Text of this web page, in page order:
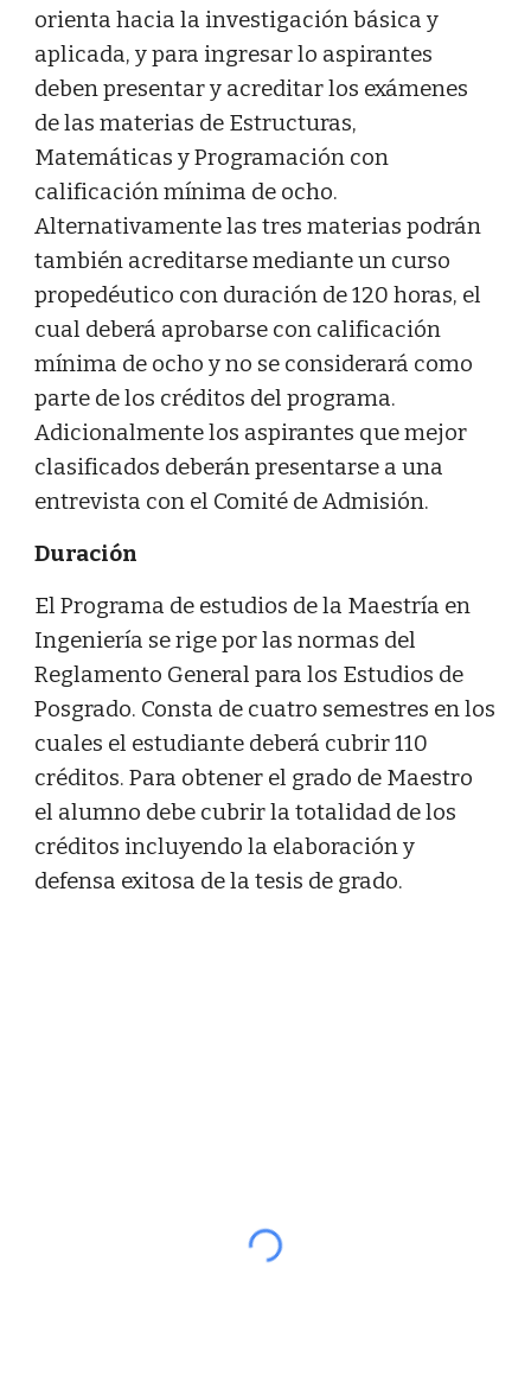
orienta hacia la investigación básica y
aplicada, y para ingresar lo aspirantes
deben presentar y acreditar los exámenes
de las materias de Estructuras,
Matemáticas y Programación con
calificación mínima de ocho.
Alternativamente las tres materias podrán
también acreditarse mediante un curso
propedéutico con duración de 120 horas, el
cual deberá aprobarse con calificación
mínima de ocho y no se considerará como
parte de los créditos del programa.
Adicionalmente los aspirantes que mejor
clasificados deberán presentarse a una
entrevista con el Comité de Admisión.
Duración
El Programa de estudios de la Maestría en
Ingeniería se rige por las normas del
Reglamento General para los Estudios de
Posgrado. Consta de cuatro semestres en los
cuales el estudiante deberá cubrir 110
créditos. Para obtener el grado de Maestro
el alumno debe cubrir la totalidad de los
créditos incluyendo la elaboración y
defensa exitosa de la tesis de grado.